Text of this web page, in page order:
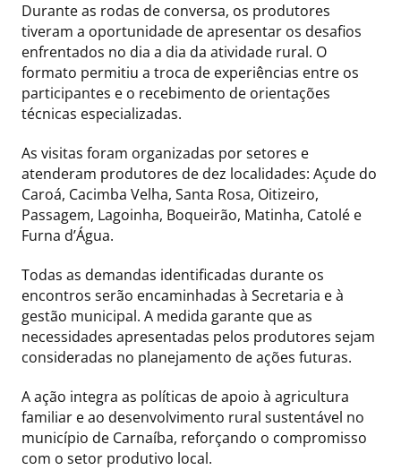
Durante as rodas de conversa, os produtores
tiveram a oportunidade de apresentar os desafios
enfrentados no dia a dia da atividade rural. O
formato permitiu a troca de experiências entre os
participantes e o recebimento de orientações
técnicas especializadas.
As visitas foram organizadas por setores e
atenderam produtores de dez localidades: Açude do
Caroá, Cacimba Velha, Santa Rosa, Oitizeiro,
Passagem, Lagoinha, Boqueirão, Matinha, Catolé e
Furna d’Água.
Todas as demandas identificadas durante os
encontros serão encaminhadas à Secretaria e à
gestão municipal. A medida garante que as
necessidades apresentadas pelos produtores sejam
consideradas no planejamento de ações futuras.
A ação integra as políticas de apoio à agricultura
familiar e ao desenvolvimento rural sustentável no
município de Carnaíba, reforçando o compromisso
com o setor produtivo local.